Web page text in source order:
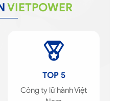
VIETPOWER
TOP 5
Công ty lữ hành Việt